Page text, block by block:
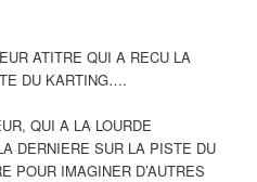
ATITRE QUI A RECU LA
DU KARTING….
QUI A LA LOURDE
DERNIERE SUR LA PISTE DU
POUR IMAGINER D’AUTRES